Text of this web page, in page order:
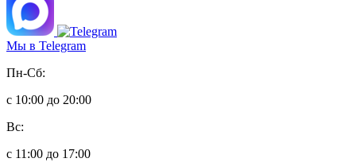
Мы в Telegram
Пн-Сб:
с 10:00 до 20:00
Вс:
с 11:00 до 17:00